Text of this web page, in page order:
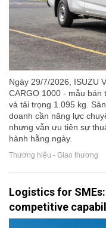
Ngày 29/7/2026, ISUZU
CARGO 1000 - mẫu bán
và tải trọng 1.095 kg.
doanh cần năng lực
nhưng vẫn ưu tiên sự
hành hằng ngày.
Thương hiệu - Giao thương
Logistics for
competitive